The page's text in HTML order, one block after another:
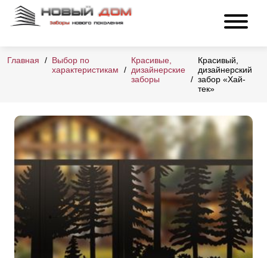
Главная
Выбор по
характеристикам
Красивые,
дизайнерские
заборы
Красивый,
дизайнерский
забор «Хай-
тек»